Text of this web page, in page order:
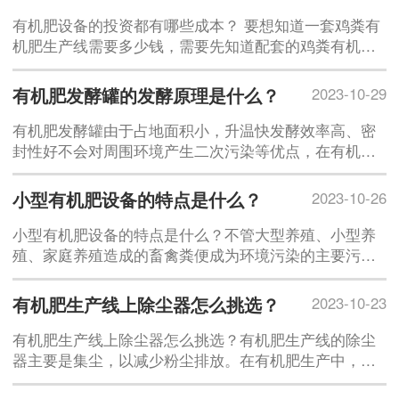
量。应选择合适的发酵工艺，掌握发酵
有机肥设备的投资都有哪些成本？ 要想知道一套鸡粪有
机肥生产线需要多少钱，需要先知道配套的鸡粪有机肥
设备都有哪些：发酵翻堆机、自动配料机、粉碎机、混
合搅拌机、造粒机、烘干机、冷却机、筛分机、包膜
机、包装设备、皮带输送机等。1、有机肥料生产设备投
资比较。在最初的肥料存
2023-10-29
有机肥发酵罐的发酵原理是什么？
有机肥发酵罐由于占地面积小，升温快发酵效率高、密
封性好不会对周围环境产生二次污染等优点，在有机肥
市场上非常受欢迎。有些商家为了吸引客户，声称其生
产的有机肥发酵罐，只需要8个小时就能快速完成发酵，
这可信吗？有机肥发酵罐的发酵原理是什么？有机肥的
发酵是将一定比例的堆肥基料和填充料混合，在适当的
2023-10-26
小型有机肥设备的特点是什么？
小型有机肥设备的特点是什么？不管大型养殖、小型养
殖、家庭养殖造成的畜禽粪便成为环境污染的主要污染
源，相信大多养殖场的粪便处理成了养殖场的一大难
题，养殖场粪便么处理？尤其到了夏天，臭味熏天实在
让人受不了。粪便对环境造成了许多方面问题：1、污染
空气。粪便堆积发酵后，会产生氨、硫化氢、甲基硫醇
等有害
2023-10-23
有机肥生产线上除尘器怎么挑选？
有机肥生产线上除尘器怎么挑选？有机肥生产线的除尘
器主要是集尘，以减少粉尘排放。在有机肥生产中，一
般设置在有机肥生产线造粒后的干燥环节，除尘器是将